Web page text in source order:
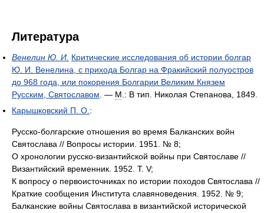
Литература
Венелин Ю. И. Критическиe исследования об истории болгар
Ю. И. Венелина, с прихода Болгар на Фракийский полуостров
до 968 года, или покорения Болгарии Великим Князем
Русским, Святославом. — М.: В тип. Николая Степанова, 1849.
Карышковский П. О.:
Русско-болгарские отношения во время Балканских войн
Святослава // Вопросы истории. 1951. № 8;
О хронологии русско-византийской войны при Святославе //
Византийский временник. 1952. Т. V;
К вопросу о первоисточниках по истории походов Святослава //
Краткие сообщения Института славяноведения. 1952. № 9;
Балканские войны Святослава в византийской исторической